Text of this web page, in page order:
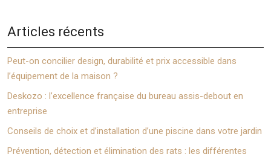
Articles récents
Peut-on concilier design, durabilité et prix accessible dans
l’équipement de la maison ?
Deskozo : l’excellence française du bureau assis-debout en
entreprise
Conseils de choix et d’installation d’une piscine dans votre jardin
Prévention, détection et élimination des rats : les différentes